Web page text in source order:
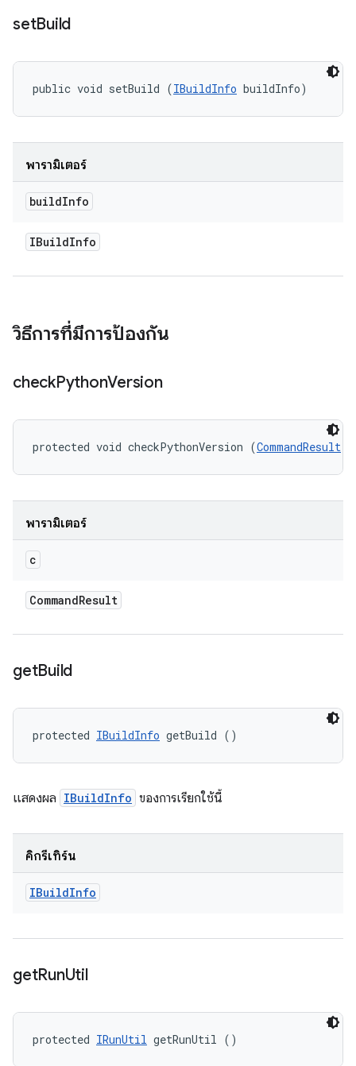
setBuild
public void setBuild (IBuildInfo buildInfo)
พารามิเตอร์
buildInfo
IBuildInfo
วิธีการที่มีการป้องกัน
checkPythonVersion
protected void checkPythonVersion (CommandResult
พารามิเตอร์
c
CommandResult
getBuild
protected IBuildInfo getBuild ()
แสดงผล IBuildInfo ของการเรียกใช้นี้
คิกรีเทิร์น
IBuildInfo
getRunUtil
protected IRunUtil getRunUtil ()